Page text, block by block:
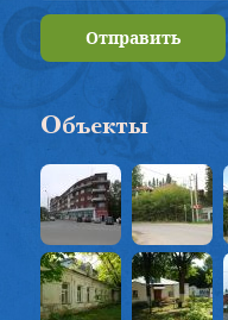
Отправить
Объекты